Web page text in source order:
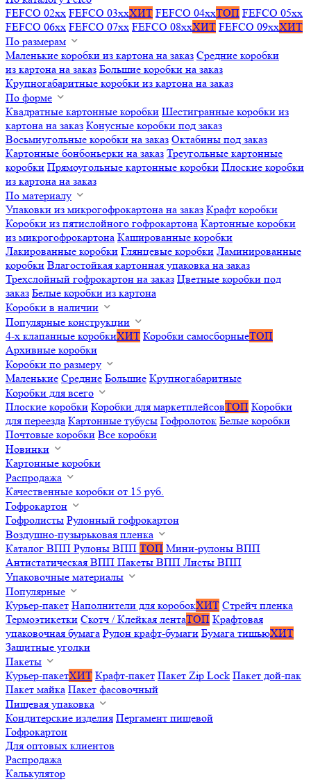
FEFCO 02xx FEFCO 03xxХИТ FEFCO 04xxТОП FEFCO 05xx
FEFCO 06xx FEFCO 07xx FEFCO 08xxХИТ FEFCO 09xxХИТ
По размерам
Маленькие коробки из картона на заказ Средние коробки
из картона на заказ Большие коробки на заказ
Крупногабаритные коробки из картона на заказ
По форме
Квадратные картонные коробки Шестигранные коробки из
картона на заказ Конусные коробки под заказ
Восьмиугольные коробки на заказ Октабины под заказ
Картонные бонбоньерки на заказ Треугольные картонные
коробки Прямоугольные картонные коробки Плоские коробки
из картона на заказ
По материалу
Упаковки из микрогофрокартона на заказ Крафт коробки
Коробки из пятислойного гофрокартона Картонные коробки
из микрогофрокартона Кашированные коробки
Лакированные коробки Глянцевые коробки Ламинированные
коробки Влагостойкая картонная упаковка на заказ
Трехслойный гофрокартон на заказ Цветные коробки под
заказ Белые коробки из картона
Коробки в наличии
Популярные конструкции
4-х клапанные коробкиХИТ Коробки самосборныеТОП
Архивные коробки
Коробки по размеру
Маленькие Средние Большие Крупногабаритные
Коробки для всего
Плоские коробки Коробки для маркетплейсовТОП Коробки
для переезда Картонные тубусы Гофролоток Белые коробки
Почтовые коробки Все коробки
Новинки
Картонные коробки
Распродажа
Качественные коробки от 15 руб.
Гофрокартон
Гофролисты Рулонный гофрокартон
Воздушно-пузырьковая пленка
Каталог ВПП Рулоны ВПП ТОП Мини-рулоны ВПП
Антистатическая ВПП Пакеты ВПП Листы ВПП
Упаковочные материалы
Популярные
Курьер-пакет Наполнители для коробокХИТ Стрейч пленка
Термоэтикетки Скотч / Клейкая лентаТОП Крафтовая
упаковочная бумага Рулон крафт-бумаги Бумага тишьюХИТ
Защитные уголки
Пакеты
Курьер-пакетХИТ Крафт-пакет Пакет Zip Lock Пакет дой-пак
Пакет майка Пакет фасовочный
Пищевая упаковка
Кондитерские изделия Пергамент пищевой
Гофрокартон
Для оптовых клиентов
Распродажа
Калькулятор